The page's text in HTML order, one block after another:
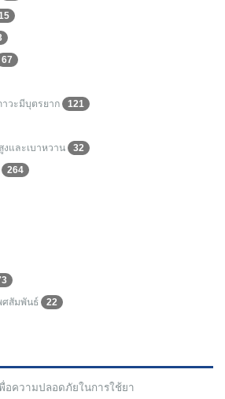
67
วะมีบุตรยาก
121
และเบาหวาน
32
264
ศสัมพันธ์
22
อความปลอดภัยในการใช้ยา